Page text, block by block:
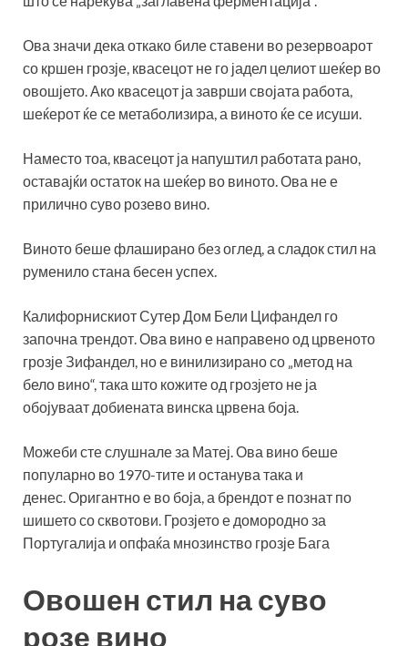
Ова значи дека откако биле ставени во резервоарот
со кршен грозје, квасецот не го јадел целиот шеќер во
овошјето. Ако квасецот ја заврши својата работа,
шеќерот ќе се метаболизира, а виното ќе се исуши.
Наместо тоа, квасецот ја напуштил работата рано,
оставајќи остаток на шеќер во виното. Ова не е
прилично суво розево вино.
Виното беше флаширано без оглед, а сладок стил на
руменило стана бесен успех.
Калифорнискиот Сутер Дом Бели Цифандел го
започна трендот. Ова вино е направено од црвеното
грозје Зифандел, но е винилизирано со „метод на
бело вино“, така што кожите од грозјето не ја
обојуваат добиената винска црвена боја.
Можеби сте слушнале за Матеј. Ова вино беше
популарно во 1970-тите и останува така и
денес. Оригантно е во боја, а брендот е познат по
шишето со сквотови. Грозјето е домородно за
Португалија и опфаќа мнозинство грозје Бага
Овошен стил на суво
розе вино